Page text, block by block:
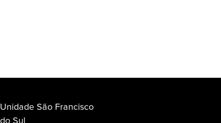
Unidade São Francisco
do Sul